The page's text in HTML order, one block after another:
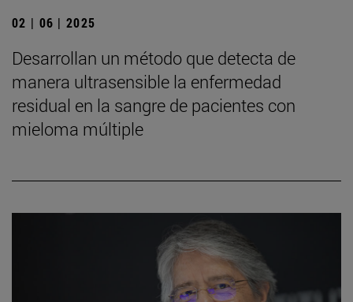
02 | 06 | 2025
Desarrollan un método que detecta de
manera ultrasensible la enfermedad
residual en la sangre de pacientes con
mieloma múltiple